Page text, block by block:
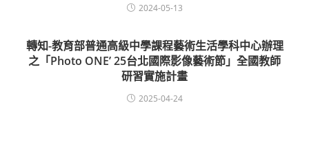
2024-05-13
轉知-教育部普通高級中學課程藝術生活學科中心辦理
之「Photo ONE’ 25台北國際影像藝術節」全國教師
研習實施計畫
2025-04-24